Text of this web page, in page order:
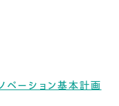
ベーション基本計画